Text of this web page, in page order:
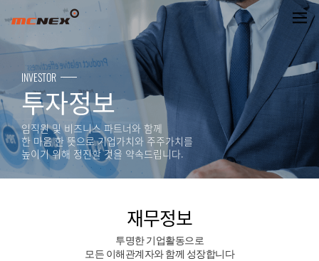
재무정보
INVESTOR
투자정보
임직원 및 비즈니스 파트너와 함께
한 마음 한 뜻으로 기업가치와 주주가치를
높이기 위해 정진할 것을 약속드립니다.
재무정보
투명한 기업활동으로
모든 이해관계자와 함께 성장합니다